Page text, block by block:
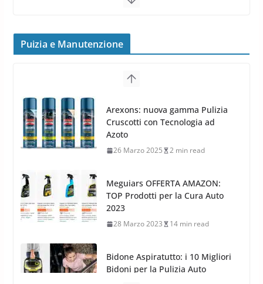
8 Aprile 2026 7 min read
l’acquisizione di Reedijk
3 Dicembre 2024 3 min read
Puizia e Manutenzione
Meguiars OFFERTA AMAZON:
TOP Prodotti per la Cura Auto
2023
28 Marzo 2023 14 min read
Bidone Aspiratutto: i 10 Migliori
Bidoni per la Pulizia Auto
6 Maggio 2022
Gun per la tua Idropulitrice?
5 Maggio 2022 2 min read